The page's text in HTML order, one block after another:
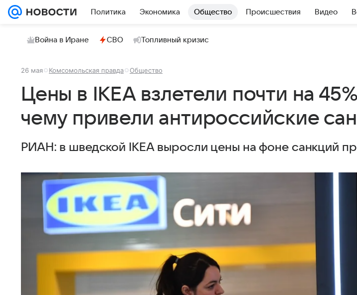
Политика Экономика Общество Происшествия Видео
Война в Иране СВО Топливный кризис
26 мая Комсомольская правда Общество
Цены в IKEA взлетели почти на
чему привели антироссийские
РИАН: в шведской IKEA выросли цены на фоне санкций